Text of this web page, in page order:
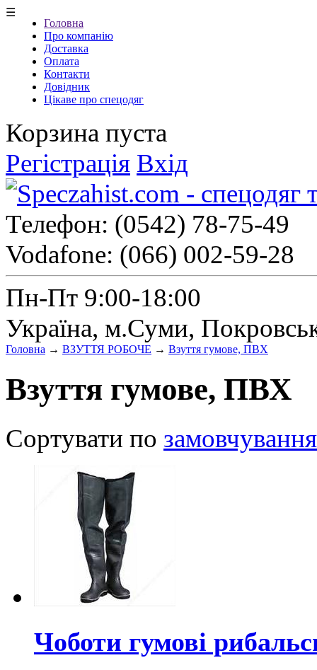
☰
Головна
Про компанію
Доставка
Оплата
Контакти
Довідник
Цікаве про спецодяг
Корзина пуста
Регістрація Вхід
Телефон: (0542) 78-75-49
Vodafone: (066) 002-59-28
Пн-Пт 9:00-18:00
Україна, м.Суми,
Головна → ВЗУТТЯ РОБОЧЕ → Взуття гумове, ПВХ
Взуття гумове, ПВХ
Сортувати по замовчування
Чоботи гумові